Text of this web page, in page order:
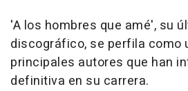
'A los hombres que amé', su
discográfico, se perfila como
principales autores que han
definitiva en su carrera.